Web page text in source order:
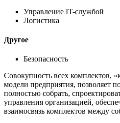
Управление IT-службой
Логистика
Другое
Безопасность
Совокупность всех комплектов,
модели предприятия, позволяет
полностью собрать,
управления организацией,
взаимосвязь комплектов между